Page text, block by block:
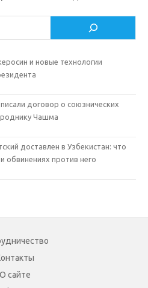
и новые технологии
договор о союзнических
Чашма
доставлен в Узбекистан: что
обвинениях против него
О сайте